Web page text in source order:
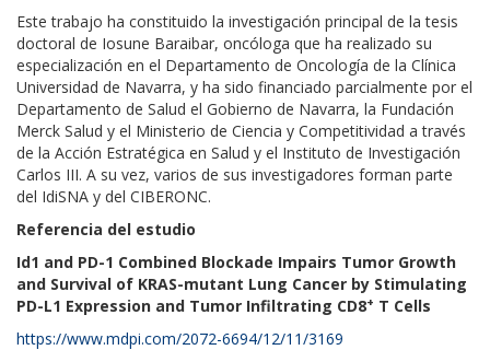
Este trabajo ha constituido la investigación principal de la tesis
doctoral de Iosune Baraibar, oncóloga que ha realizado su
especialización en el Departamento de Oncología de la Clínica
Universidad de Navarra, y ha sido financiado parcialmente por el
Departamento de Salud el Gobierno de Navarra, la Fundación
Merck Salud y el Ministerio de Ciencia y Competitividad a través
de la Acción Estratégica en Salud y el Instituto de Investigación
Carlos III. A su vez, varios de sus investigadores forman parte
del IdiSNA y del CIBERONC.
Referencia del estudio
Id1 and PD-1 Combined Blockade Impairs Tumor Growth
and Survival of KRAS-mutant Lung Cancer by Stimulating
PD-L1 Expression and Tumor Infiltrating CD8+ T Cells
https://www.mdpi.com/2072-6694/12/11/3169